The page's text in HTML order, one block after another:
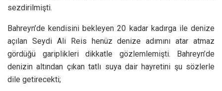
sezdirilmişti.
Bahreyn’de kendisini bekleyen 20 kadar kadırga ile denize
açılan Seydi Ali Reis henüz denize adımını atar atmaz
gördüğü gariplikleri dikkatle gözlemlemişti. Bahreyn’de
denizin altından çıkan tatlı suya dair hayretini şu sözlerle
dile getirecekti;